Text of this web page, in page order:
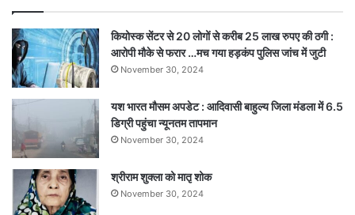
नशामुक्त
फॉर
विकसित
भारत
में
250
से
अधिक
युवाओं
दिखाई
प्रतिभा,
कियोस्क सेंटर से 20 लोगों से करीब 25 लाख रुपए की ठगी :
आरोपी मौके से फरार …मच गया हड़कंप पुलिस जांच में जुटी
November 30, 2024
यश भारत मौसम अपडेट : आदिवासी बाहुल्य जिला मंडला में 6.5
डिग्री पहुंचा न्यूनतम तापमान
November 30, 2024
श्रीराम शुक्ला को मातृ शोक
November 30, 2024